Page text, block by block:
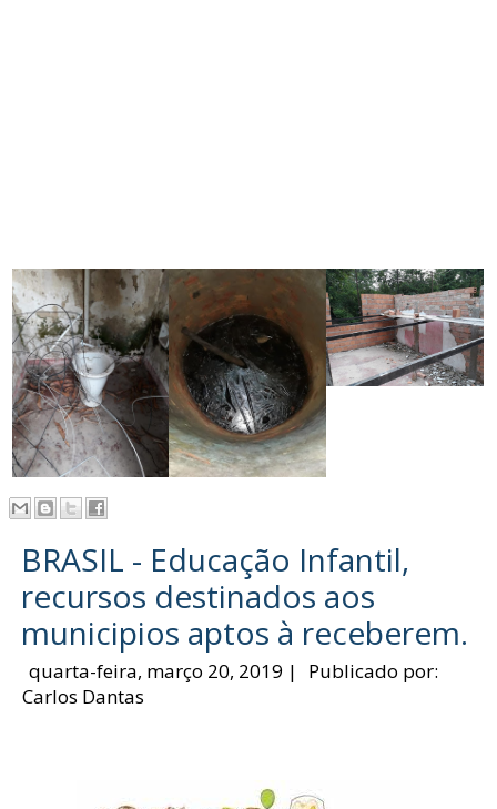
BRASIL - Educação Infantil,
recursos destinados aos
municipios aptos à receberem.
quarta-feira, março 20, 2019 |
Publicado por:
Carlos Dantas